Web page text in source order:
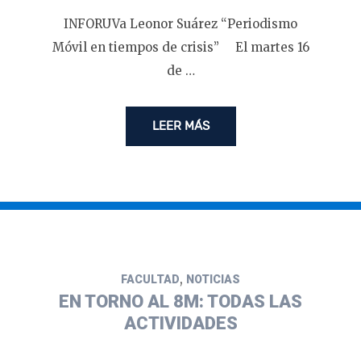
INFORUVa Leonor Suárez “Periodismo
Móvil en tiempos de crisis” El martes 16
de …
LEER MÁS
FACULTAD, NOTICIAS
EN TORNO AL 8M: TODAS LAS
ACTIVIDADES